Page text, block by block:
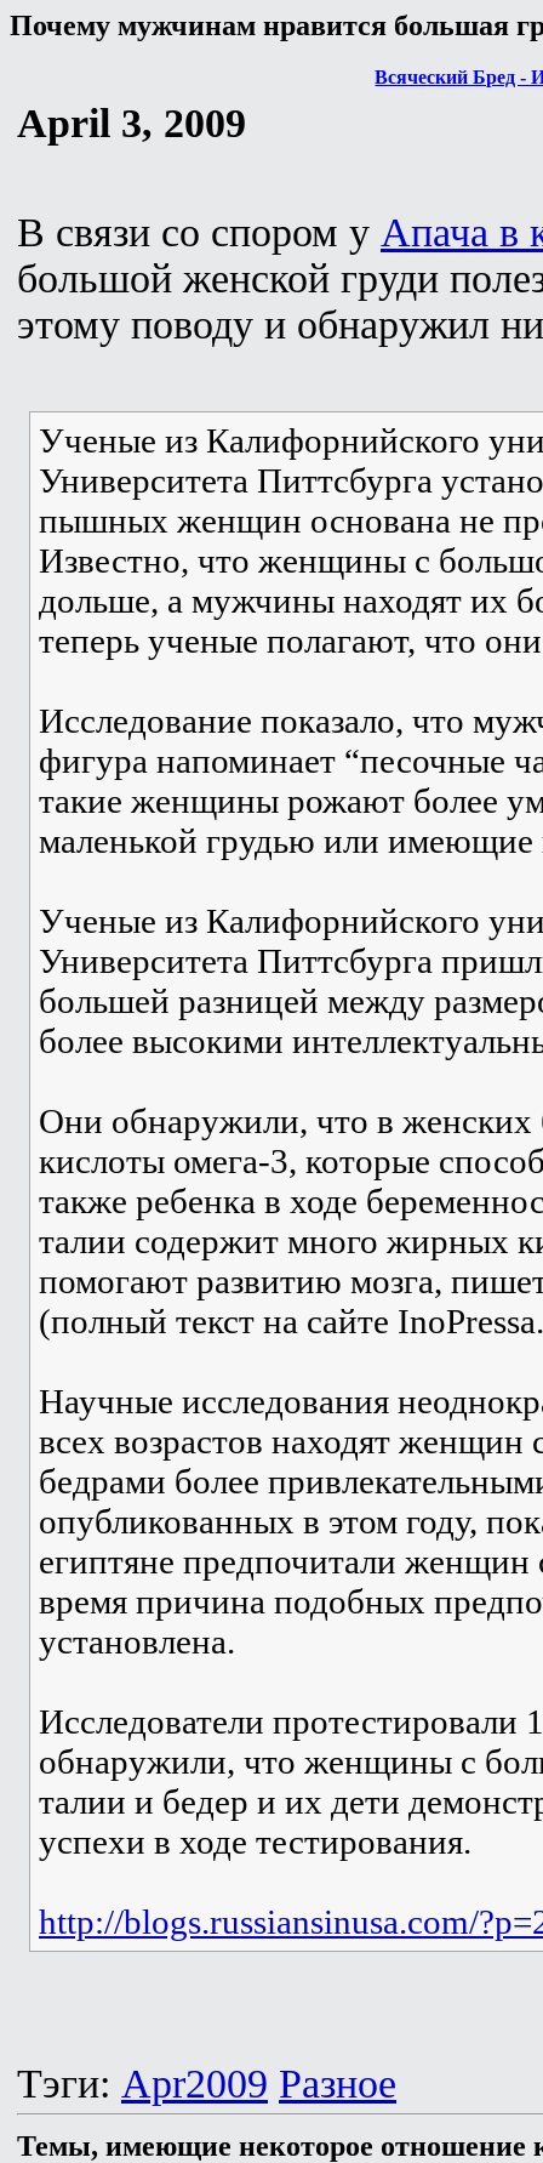
Почему мужчинам нравится большая
Всяческий Бред -
April 3, 2009
В связи со спором у Апача в
большой женской груди
этому поводу и обнаружил
Ученые из Калифорнийского
Университета Питтсбурга
пышных женщин основана не
Известно, что женщины с
дольше, а мужчины находят их
теперь ученые полагают, что
Исследование показало, что
фигура напоминает “песочные
такие женщины рожают более
маленькой грудью или имеющие
Ученые из Калифорнийского
Университета Питтсбурга
большей разницей между
более высокими
Они обнаружили, что в женских
кислоты омега-3, которые
также ребенка в ходе
талии содержит много жирных
помогают развитию мозга,
(полный текст на сайте
Научные исследования
всех возрастов находят
бедрами более
опубликованных в этом году,
египтяне предпочитали
время причина подобных
установлена.
Исследователи
обнаружили, что женщины с
талии и бедер и их дети
успехи в ходе тестирования.
http://blogs.russiansinusa.com/
Тэги: Apr2009 Разное
Темы, имеющие некоторое отношение